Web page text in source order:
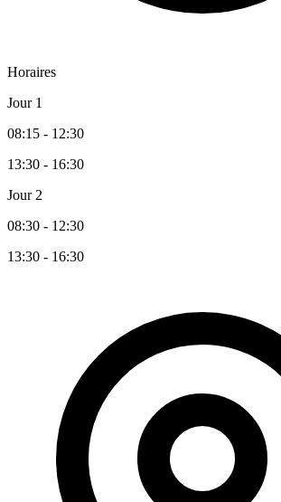
Horaires
Jour 1
08:15 - 12:30
13:30 - 16:30
Jour 2
08:30 - 12:30
13:30 - 16:30